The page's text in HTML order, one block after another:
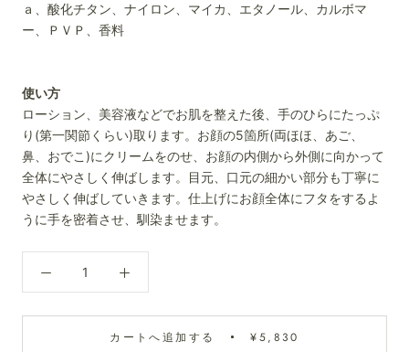
ａ、酸化チタン、ナイロン、マイカ、エタノール、カルボマ
ー、ＰＶＰ、香料
使い方
ローション、美容液などでお肌を整えた後、手のひらにたっぷ
り(第一関節くらい)取ります。お顔の5箇所(両ほほ、あご、
鼻、おでこ)にクリームをのせ、お顔の内側から外側に向かって
全体にやさしく伸ばします。目元、口元の細かい部分も丁寧に
やさしく伸ばしていきます。仕上げにお顔全体にフタをするよ
うに手を密着させ、馴染ませます。
カートへ追加する ¥5,830